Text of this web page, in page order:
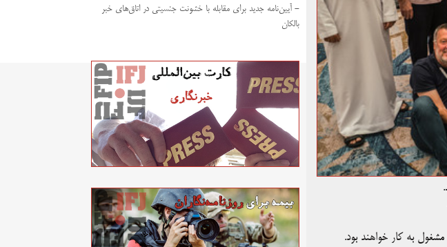
- آیین‌نامه جدید برای مقابله با خشونت جنسیتی در اتاق‌های خبر
بالکان